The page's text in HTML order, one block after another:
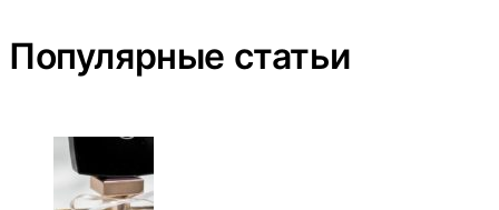
Популярные статьи